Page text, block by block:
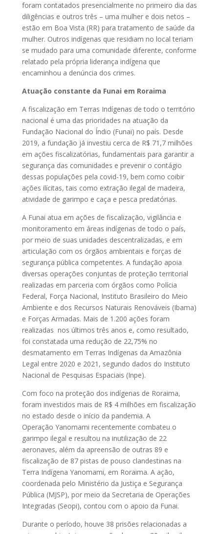
foram contatados presencialmente no primeiro dia das
diligências e outros três – uma mulher e dois netos –
estão em Boa Vista (RR) para tratamento de saúde da
mulher. Outros indígenas que residiam no local teriam
se mudado para uma comunidade diferente, conforme
relatado pela própria liderança indígena que
encaminhou a denúncia dos crimes.
Atuação constante da Funai em Roraima
A fiscalização em Terras Indígenas de todo o território
nacional é uma das prioridades na atuação da
Fundação Nacional do Índio (Funai) no país. Desde
2019, a fundação já investiu cerca de R$ 71,7 milhões
em ações fiscalizatórias, fundamentais para garantir a
segurança das comunidades e prevenir o contágio
dessas populações pela covid-19, bem como coibir
ações ilícitas, tais como extração ilegal de madeira,
atividade de garimpo e caça e pesca predatórias.
A Funai atua em ações de fiscalização, vigilância e
monitoramento em áreas indígenas de todo o país,
por meio de suas unidades descentralizadas, e em
articulação com os órgãos ambientais e forças de
segurança pública competentes. A fundação apoia
diversas operações conjuntas de proteção territorial
realizadas em parceria com órgãos como Polícia
Federal, Força Nacional, Instituto Brasileiro do Meio
Ambiente e dos Recursos Naturais Renováveis (Ibama)
e Forças Armadas. Mais de 1.200 ações foram
realizadas nos últimos três anos e, como resultado,
foi constatada uma redução de 22,75% no
desmatamento em Terras Indígenas da Amazônia
Legal entre 2020 e 2021, segundo dados do Instituto
Nacional de Pesquisas Espaciais (Inpe).
Com foco na proteção dos indígenas de Roraima,
foram investidos mais de R$ 4 milhões em fiscalização
no estado desde o início da pandemia. A
Operação Yanomami recentemente combateu o
garimpo ilegal e resultou na inutilização de 22
aeronaves, além da apreensão de outras 89 e
fiscalização de 87 pistas de pouso clandestinas na
Terra Indígena Yanomami, em Roraima. A ação,
coordenada pelo Ministério da Justiça e Segurança
Pública (MJSP), por meio da Secretaria de Operações
Integradas (Seopi), contou com o apoio da Funai.
Durante o período, houve 38 prisões relacionadas a